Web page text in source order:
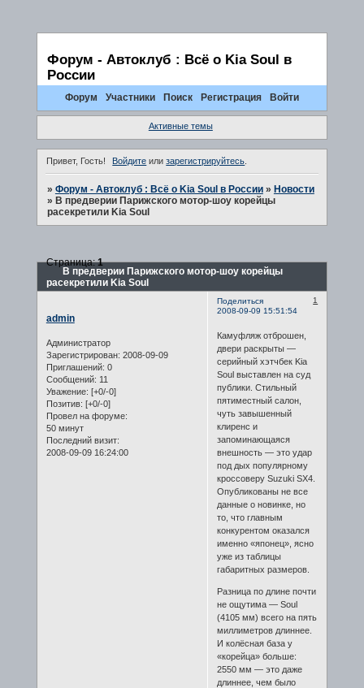
Форум - Автоклуб : Всё о Kia Soul в
России
Форум Участники Поиск Регистрация Войти
Активные темы
Привет, Гость! Войдите илизарегистрируйтесь.
» Форум - Автоклуб : Всё о Kia Soul в России » Новости
» В предверии Парижского мотор-шоу корейцы
расекретили Kia Soul
В предверии Парижского мотор-шоу корейцы
расекретили Kia Soul
Страница:1
Поделиться
1
2008-09-09 15:51:54
admin
Администратор
Зарегистрирован: 2008-09-09
Приглашений: 0
Сообщений: 11
Уважение: [+0/-0]
Позитив: [+0/-0]
Провел на форуме:
50 минут
Последний визит:
2008-09-09 16:24:00
Камуфляж отброшен,
двери раскрыты —
серийный хэтчбек Kia
Soul выставлен на суд
публики. Стильный
пятиместный салон,
чуть завышенный
клиренс и
запоминающаяся
внешность — это удар
под дых популярному
кроссоверу Suzuki SX4.
Опубликованы не все
данные о новинке, но
то, что главным
конкурентом оказался
именно «японец», ясно
уже из таблицы
габаритных размеров.
Разница по длине почти
не ощутима — Soul
(4105 мм) всего на пять
миллиметров длиннее.
И колёсная база у
«корейца» больше:
2550 мм — это даже
длиннее, чем было